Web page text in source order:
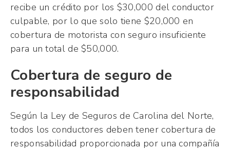
recibe un crédito por los $30,000 del conductor
culpable, por lo que solo tiene $20,000 en
cobertura de motorista con seguro insuficiente
para un total de $50,000.
Cobertura de seguro de
responsabilidad
Según la Ley de Seguros de Carolina del Norte,
todos los conductores deben tener cobertura de
responsabilidad proporcionada por una compañía